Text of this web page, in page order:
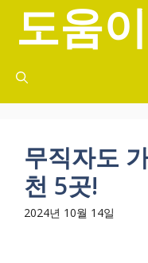
너
도움
무직자도
천 5곳!
2024년 10월 14일